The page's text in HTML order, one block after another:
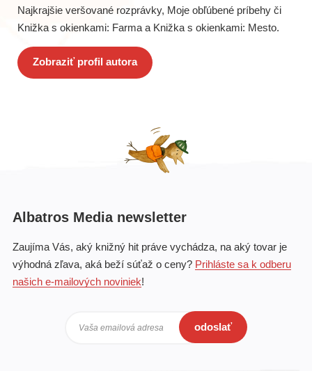
Najkrajšie veršované rozprávky, Moje obľúbené príbehy či
Knižka s okienkami: Farma a Knižka s okienkami: Mesto.
Zobraziť profil autora
Albatros Media newsletter
Zaujíma Vás, aký knižný hit práve vychádza, na aký tovar je
výhodná zľava, aká beží súťaž o ceny? Prihláste sa k odberu
našich e-mailových noviniek!
Vaša emailová adresa odoslať